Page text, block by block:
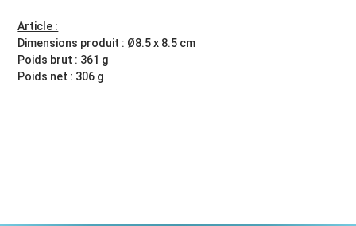
Article :
Dimensions produit : Ø8.5 x 8.5 cm
Poids brut : 361 g
Poids net : 306 g